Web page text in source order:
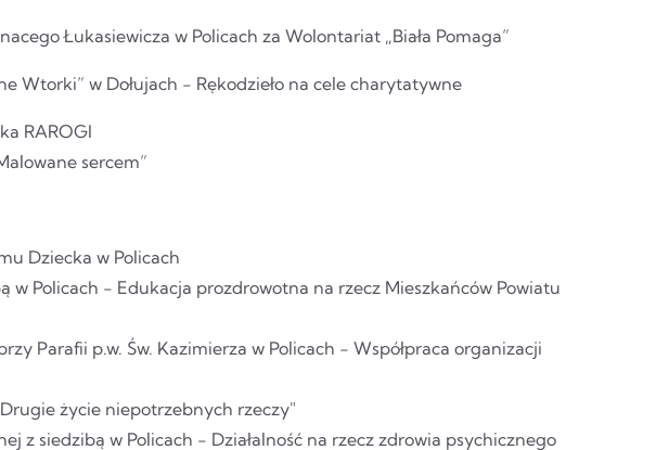
Łukasiewicza w Policach za Wolontariat „Biała Pomaga”
Wtorki” w Dołujach - Rękodzieło na cele charytatywne
RAROGI
sercem”
Dziecka w Policach
w Policach - Edukacja prozdrowotna na rzecz Mieszkańców Powiatu
Parafii p.w. Św. Kazimierza w Policach - Współpraca organizacji
życie niepotrzebnych rzeczy"
z siedzibą w Policach - Działalność na rzecz zdrowia psychicznego